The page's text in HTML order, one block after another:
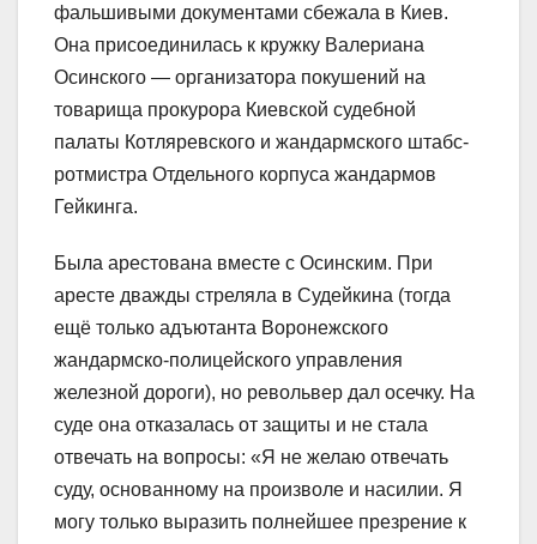
фальшивыми документами сбежала в Киев.
Она присоединилась к кружку Валериана
Осинского ― организатора покушений на
товарища прокурора Киевской судебной
палаты Котляревского и жандармского штабс-
ротмистра Отдельного корпуса жандармов
Гейкинга.
Была арестована вместе с Осинским. При
аресте дважды стреляла в Судейкина (тогда
ещё только адъютанта Воронежского
жандармско-полицейского управления
железной дороги), но револьвер дал осечку. На
суде она отказалась от защиты и не стала
отвечать на вопросы: «Я не желаю отвечать
суду, основанному на произволе и насилии. Я
могу только выразить полнейшее презрение к